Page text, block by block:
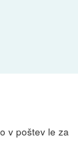
v poštev le za